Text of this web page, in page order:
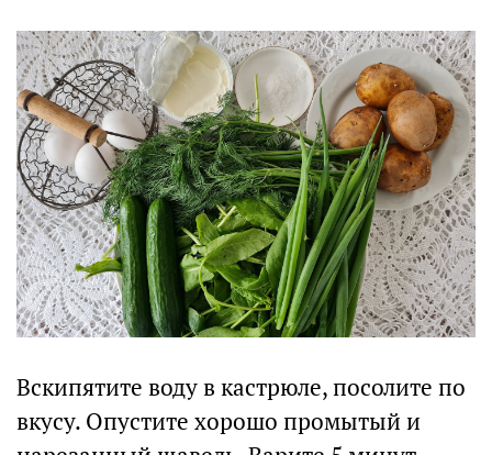
Вскипятите воду в кастрюле, посолите по
вкусу. Опустите хорошо промытый и